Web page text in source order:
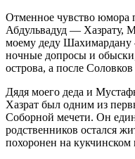
Отменное чувство юмора
Абдульвадуд — Хазрату,
моему деду Шахимардану
ночные допросы и
острова, а после
Дядя моего деда и
Хазрат был одним из
Соборной мечети. Он
родственников остался
похоронен на кукчинском